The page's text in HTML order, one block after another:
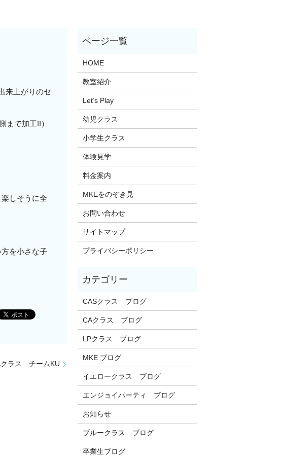
来上がりのセ
まで加工!!）
しそうに全
を小さな子
ラス チームKU
HOME
教室紹介
Let’s Play
幼児クラス
小学生クラス
体験見学
料金案内
MKEをのぞき見
お問い合わせ
サイトマップ
プライバシーポリシー
CASクラス ブログ
CAクラス ブログ
LPクラス ブログ
MKE ブログ
イエロークラス ブログ
エンジョイパーティ ブログ
お知らせ
ブルークラス ブログ
卒業生ブログ